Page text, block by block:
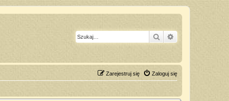
Szukaj
Zaloguj się
Zarejestruj się